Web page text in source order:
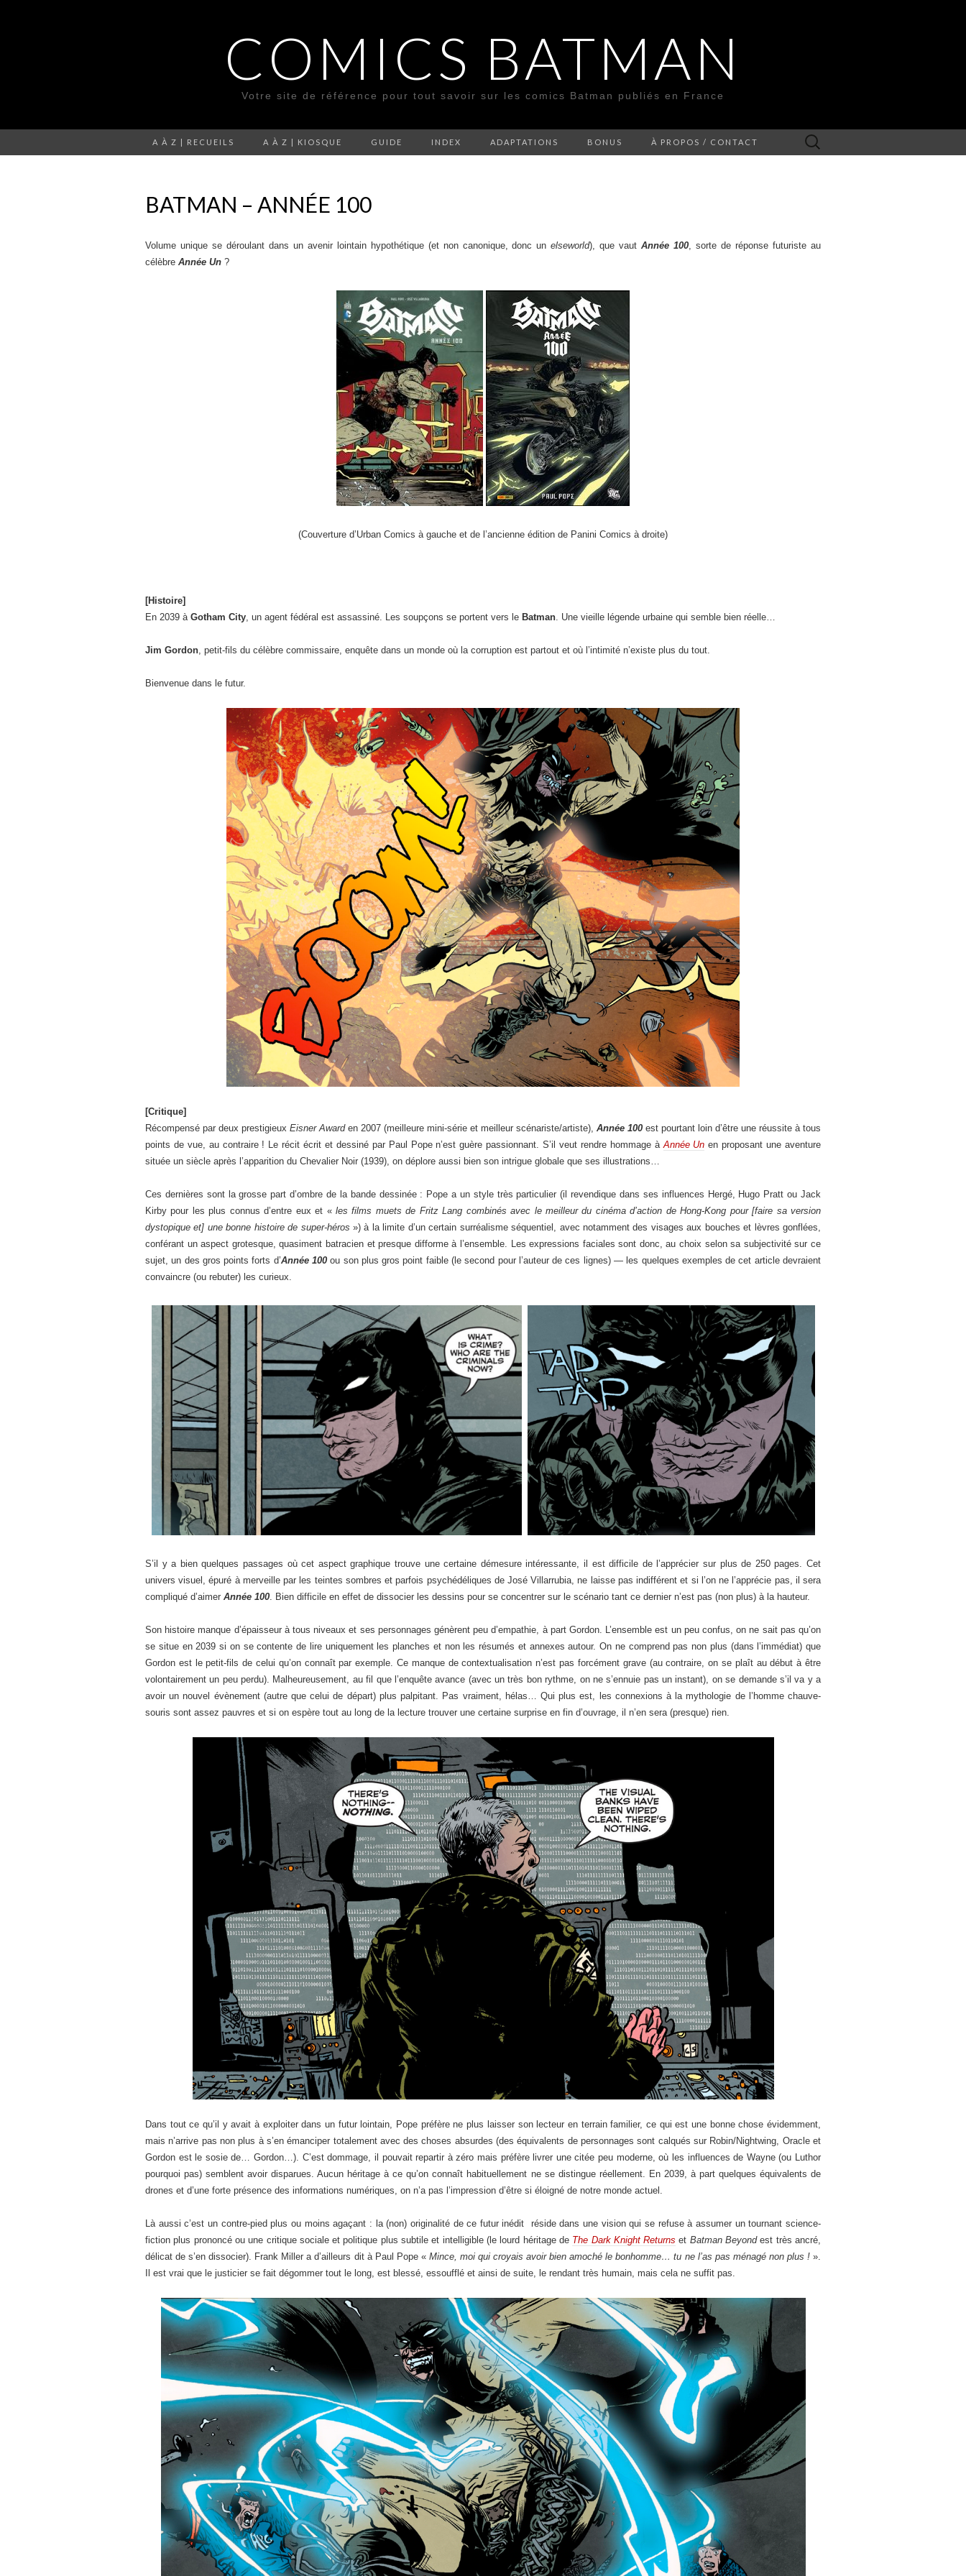
COMICS BATMAN
Votre site de référence pour tout savoir sur les comics Batman publiés en France
A À Z | RECUEILS A À Z | KIOSQUE GUIDE INDEX ADAPTATIONS BONUS À PROPOS / CONTACT Rechercher :
BATMAN – ANNÉE 100
Volume unique se déroulant dans un avenir lointain hypothétique (et non canonique, donc unelseworld), que vautAnnée 100, sorte de réponse futuriste au
célèbre Année Un ?
(Couverture d’Urban Comics à gauche et de l’ancienne édition de Panini Comics à droite)
[Histoire]
En 2039 à Gotham City, un agent fédéral est assassiné. Les soupçons se portent vers le Batman. Une vieille légende urbaine qui semble bien réelle…
Jim Gordon, petit-fils du célèbre commissaire, enquête dans un monde où la corruption est partout et où l’intimité n’existe plus du tout.
Bienvenue dans le futur.
[Critique]
Récompensé par deux prestigieux Eisner Awarden 2007 (meilleure mini-série et meilleur scénariste/artiste), Année 100 est pourtant loin d’être une réussite à tous
points de vue, au contraire ! Le récit écrit et dessiné par Paul Pope n’est guère passionnant. S’il veut rendre hommage àAnnée Un en proposant une aventure
située un siècle après l’apparition du Chevalier Noir (1939), on déplore aussi bien son intrigue globale que ses illustrations…
Ces dernières sont la grosse part d’ombre de la bande dessinée : Pope a un style très particulier (il revendique dans ses influences Hergé, Hugo Pratt ou Jack
Kirby pour les plus connus d’entre eux et «les films muets de Fritz Lang combinés avec le meilleur du cinéma d’action de Hong-Kong pour [faire sa version
dystopique et] une bonne histoire de super-héros ») à la limite d’un certain surréalisme séquentiel, avec notamment des visages aux bouches et lèvres gonflées,
conférant un aspect grotesque, quasiment batracien et presque difforme à l’ensemble. Les expressions faciales sont donc, au choix selon sa subjectivité sur ce
sujet, un des gros points forts d’Année 100 ou son plus gros point faible (le second pour l’auteur de ces lignes) — les quelques exemples de cet article devraient
convaincre (ou rebuter) les curieux.
S’il y a bien quelques passages où cet aspect graphique trouve une certaine démesure intéressante, il est difficile de l’apprécier sur plus de 250 pages. Cet
univers visuel, épuré à merveille par les teintes sombres et parfois psychédéliques de José Villarrubia, ne laisse pas indifférent et si l’on ne l’apprécie pas, il sera
compliqué d’aimer Année 100. Bien difficile en effet de dissocier les dessins pour se concentrer sur le scénario tant ce dernier n’est pas (non plus) à la hauteur.
Son histoire manque d’épaisseur à tous niveaux et ses personnages génèrent peu d’empathie, à part Gordon. L’ensemble est un peu confus, on ne sait pas qu’on
se situe en 2039 si on se contente de lire uniquement les planches et non les résumés et annexes autour. On ne comprend pas non plus (dans l’immédiat) que
Gordon est le petit-fils de celui qu’on connaît par exemple. Ce manque de contextualisation n’est pas forcément grave (au contraire, on se plaît au début à être
volontairement un peu perdu). Malheureusement, au fil que l’enquête avance (avec un très bon rythme, on ne s’ennuie pas un instant), on se demande s’il va y a
avoir un nouvel évènement (autre que celui de départ) plus palpitant. Pas vraiment, hélas… Qui plus est, les connexions à la mythologie de l’homme chauve-
souris sont assez pauvres et si on espère tout au long de la lecture trouver une certaine surprise en fin d’ouvrage, il n’en sera (presque) rien.
Dans tout ce qu’il y avait à exploiter dans un futur lointain, Pope préfère ne plus laisser son lecteur en terrain familier, ce qui est une bonne chose évidemment,
mais n’arrive pas non plus à s’en émanciper totalement avec des choses absurdes (des équivalents de personnages sont calqués sur Robin/Nightwing, Oracle et
Gordon est le sosie de… Gordon…). C’est dommage, il pouvait repartir à zéro mais préfère livrer une citée peu moderne, où les influences de Wayne (ou Luthor
pourquoi pas) semblent avoir disparues. Aucun héritage à ce qu’on connaît habituellement ne se distingue réellement. En 2039, à part quelques équivalents de
drones et d’une forte présence des informations numériques, on n’a pas l’impression d’être si éloigné de notre monde actuel.
Là aussi c’est un contre-pied plus ou moins agaçant : la (non) originalité de ce futur inédit réside dans une vision qui se refuse à assumer un tournant science-
fiction plus prononcé ou une critique sociale et politique plus subtile et intelligible (le lourd héritage de The Dark Knight Returns et Batman Beyondest très ancré,
délicat de s’en dissocier). Frank Miller a d’ailleurs dit à Paul Pope « Mince, moi qui croyais avoir bien amoché le bonhomme… tu ne l’as pas ménagé non plus !».
Il est vrai que le justicier se fait dégommer tout le long, est blessé, essoufflé et ainsi de suite, le rendant très humain, mais cela ne suffit pas.